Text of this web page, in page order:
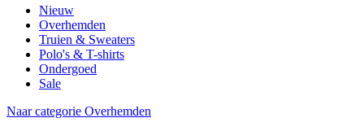
Nieuw
Overhemden
Truien & Sweaters
Polo's & T-shirts
Ondergoed
Sale
Naar categorie Overhemden